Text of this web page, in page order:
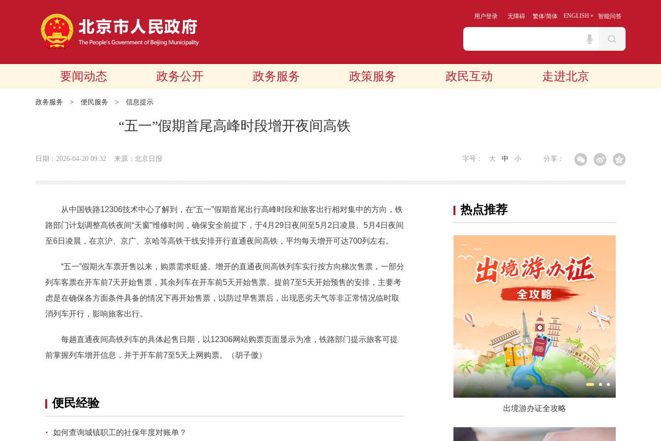
用户登录 无障碍 繁体/简体 ENGLISH 智能问答
要闻动态 政务公开 政务服务 政策服务 政民互动 走进北京
政务服务 > 便民服务 > 信息提示
“五一”假期首尾高峰时段增开夜间高铁
日期：2026-04-20 09:32 来源：北京日报 分享：
字号： 大 中 小
从中国铁路12306技术中心了解到，在“五一”假期首尾出行高峰时段和旅客出行相对集中的方向，铁
路部门计划调整高铁夜间“天窗”维修时间，确保安全前提下，于4月29日夜间至5月2日凌晨、5月4日夜间
至6日凌晨，在京沪、京广、京哈等高铁干线安排开行直通夜间高铁，平均每天增开可达700列左右。
“五一”假期火车票开售以来，购票需求旺盛。增开的直通夜间高铁列车实行按方向梯次售票，一部分
列车客票在开车前7天开始售票，其余列车在开车前5天开始售票。提前7至5天开始预售的安排，主要考
虑是在确保各方面条件具备的情况下再开始售票，以防过早售票后，出现恶劣天气等非正常情况临时取
消列车开行，影响旅客出行。
每趟直通夜间高铁列车的具体起售日期，以12306网站购票页面显示为准，铁路部门提示旅客可提
前掌握列车增开信息，并于开车前7至5天上网购票。（胡子傲）
便民经验
· 如何查询城镇职工的社保年度对账单？
热点推荐